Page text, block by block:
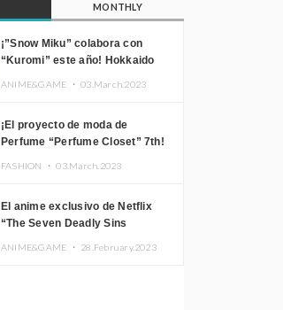
MONTHLY
¡”Snow Miku” colabora con
“Kuromi” este año! Hokkaido
ANIME&GAME ・03.March.2023
¡El proyecto de moda de
Perfume “Perfume Closet” 7th!
FASHION ・03.March.2023
El anime exclusivo de Netflix
“The Seven Deadly Sins
ANIME&GAME ・ 28.February.2023